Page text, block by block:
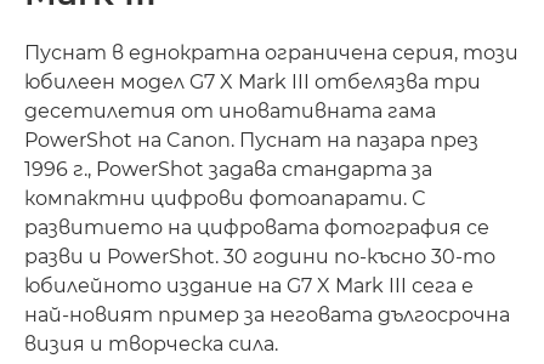
Пуснат в еднократна ограничена серия, този
юбилеен модел G7 X Mark III отбелязва три
десетилетия от иновативната гама
PowerShot на Canon. Пуснат на пазара през
1996 г., PowerShot задава стандарта за
компактни цифрови фотоапарати. С
развитието на цифровата фотография се
разви и PowerShot. 30 години по-късно 30-то
юбилейното издание на G7 X Mark III сега е
най-новият пример за неговата дългосрочна
визия и творческа сила.